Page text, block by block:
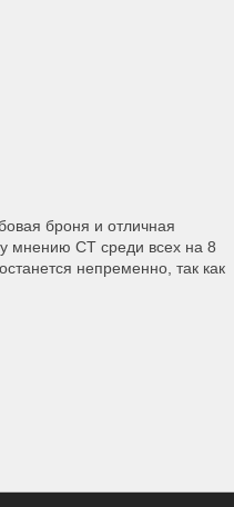
броня и отличная
мнению СТ среди всех на 8
непременно, так как